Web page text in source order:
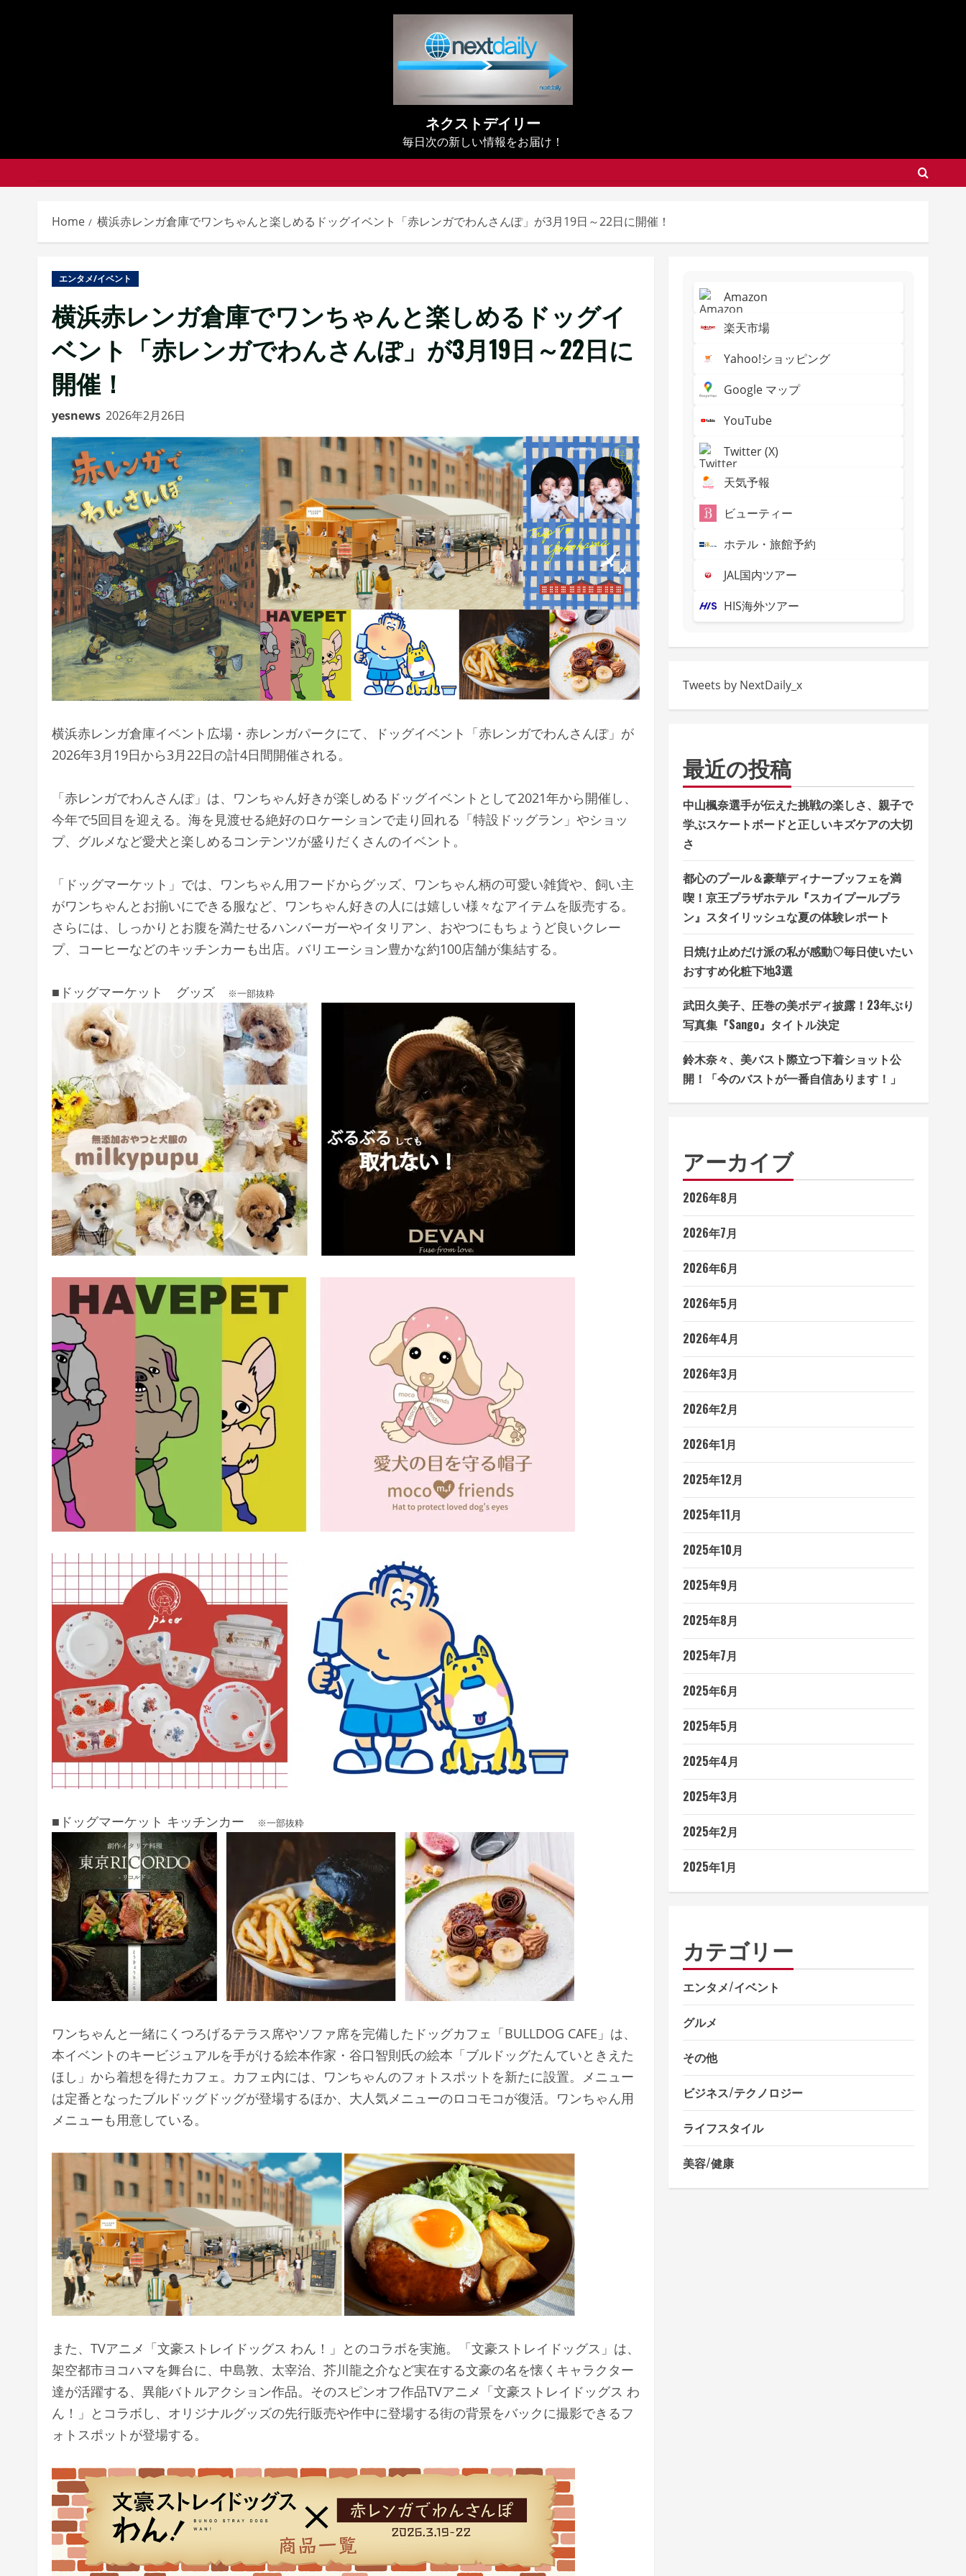
ネクストデイリー
毎日次の新しい情報をお届け！
Home 横浜赤レンガ倉庫でワンちゃんと楽しめるドッグイベント「赤レンガでわんさんぽ」が3月19日～22日に開催！
エンタメ/イベント
横浜赤レンガ倉庫でワンちゃんと楽しめるドッグイ
ベント「赤レンガでわんさんぽ」が3月19日～22日に
開催！
yesnews 2026年2月26日
横浜赤レンガ倉庫イベント広場・赤レンガパークにて、ドッグイベント「赤レンガでわんさんぽ」が
2026年3月19日から3月22日の計4日間開催される。
「赤レンガでわんさんぽ」は、ワンちゃん好きが楽しめるドッグイベントとして2021年から開催し、
今年で5回目を迎える。海を見渡せる絶好のロケーションで走り回れる「特設ドッグラン」やショッ
プ、グルメなど愛犬と楽しめるコンテンツが盛りだくさんのイベント。
「ドッグマーケット」では、ワンちゃん用フードからグッズ、ワンちゃん柄の可愛い雑貨や、飼い主
がワンちゃんとお揃いにできる服など、ワンちゃん好きの人には嬉しい様々なアイテムを販売する。
さらには、しっかりとお腹を満たせるハンバーガーやイタリアン、おやつにもちょうど良いクレー
プ、コーヒーなどのキッチンカーも出店。バリエーション豊かな約100店舗が集結する。
■ドッグマーケット グッズ ※一部抜粋
■ドッグマーケット キッチンカー ※一部抜粋
ワンちゃんと一緒にくつろげるテラス席やソファ席を完備したドッグカフェ「BULLDOG CAFE」は、
本イベントのキービジュアルを手がける絵本作家・谷口智則氏の絵本「ブルドッグたんていときえた
ほし」から着想を得たカフェ。カフェ内には、ワンちゃんのフォトスポットを新たに設置。メニュー
は定番となったブルドッグドッグが登場するほか、大人気メニューのロコモコが復活。ワンちゃん用
メニューも用意している。
また、TVアニメ「文豪ストレイドッグス わん！」とのコラボを実施。「文豪ストレイドッグス」は、
架空都市ヨコハマを舞台に、中島敦、太宰治、芥川龍之介など実在する文豪の名を懐くキャラクター
達が活躍する、異能バトルアクション作品。そのスピンオフ作品TVアニメ「文豪ストレイドッグス わ
ん！」とコラボし、オリジナルグッズの先行販売や作中に登場する街の背景をバックに撮影できるフ
ォトスポットが登場する。
Amazon
楽天市場
Yahoo!ショッピング
Google マップ
YouTube
Twitter (X)
天気予報
ビューティー
ホテル・旅館予約
JAL国内ツアー
HIS海外ツアー
Tweets by NextDaily_x
最近の投稿
中山楓奈選手が伝えた挑戦の楽しさ、親子で
学ぶスケートボードと正しいキズケアの大切
さ
都心のプール＆豪華ディナーブッフェを満
喫！京王プラザホテル『スカイプールプラ
ン』スタイリッシュな夏の体験レポート
日焼け止めだけ派の私が感動♡毎日使いたい
おすすめ化粧下地3選
武田久美子、圧巻の美ボディ披露！23年ぶり
写真集『Sango』タイトル決定
鈴木奈々、美バスト際立つ下着ショット公
開！「今のバストが一番自信あります！」
アーカイブ
2026年8月
2026年7月
2026年6月
2026年5月
2026年4月
2026年3月
2026年2月
2026年1月
2025年12月
2025年11月
2025年10月
2025年9月
2025年8月
2025年7月
2025年6月
2025年5月
2025年4月
2025年3月
2025年2月
2025年1月
カテゴリー
エンタメ/イベント
グルメ
その他
ビジネス/テクノロジー
ライフスタイル
美容/健康